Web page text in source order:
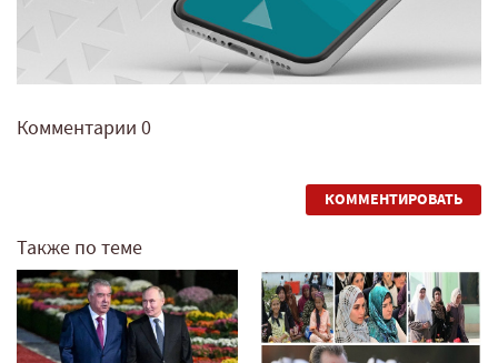
Комментарии 0
КОММЕНТИРОВАТЬ
Также по теме